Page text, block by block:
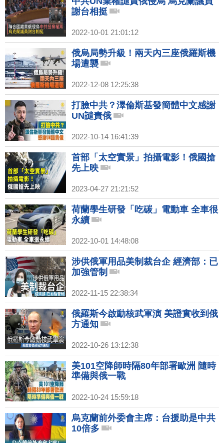
謝台相挺
2022-10-01 21:01:12
俄烏局勢升級！兩天內三座俄羅斯機
場遭襲
2022-12-08 12:25:38
打臉中共？澤倫斯基發簡體中文感謝
UN譴責俄
2022-10-14 16:41:39
首部「太空實景」拍攝電影！俄國搶
先上映
2023-04-27 21:21:52
荷蘭學生研發「吃碳」電動車 全車很
永續
2022-10-01 14:48:08
涉供俄軍用品美制裁台企 經濟部：已
加強管制
2022-11-15 22:38:34
俄羅斯今啟動核武軍演 美證實收到俄
方通知
2022-10-26 13:12:38
美101空降師時隔80年部署歐洲 隨時
準備與俄一戰
2022-10-24 15:59:18
烏克蘭前外委會主席：台援助是中共
10倍多